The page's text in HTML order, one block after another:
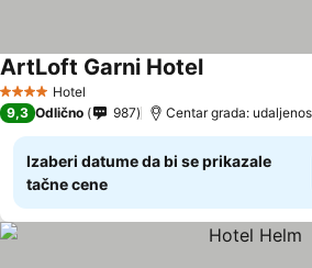
4 ZvezdiceHotel
ArtLoft Garni HotelPogledaj cene
9,3 Odlično 987 Centar grada:
Izaberi datume da bi se prikazale
tačne cene